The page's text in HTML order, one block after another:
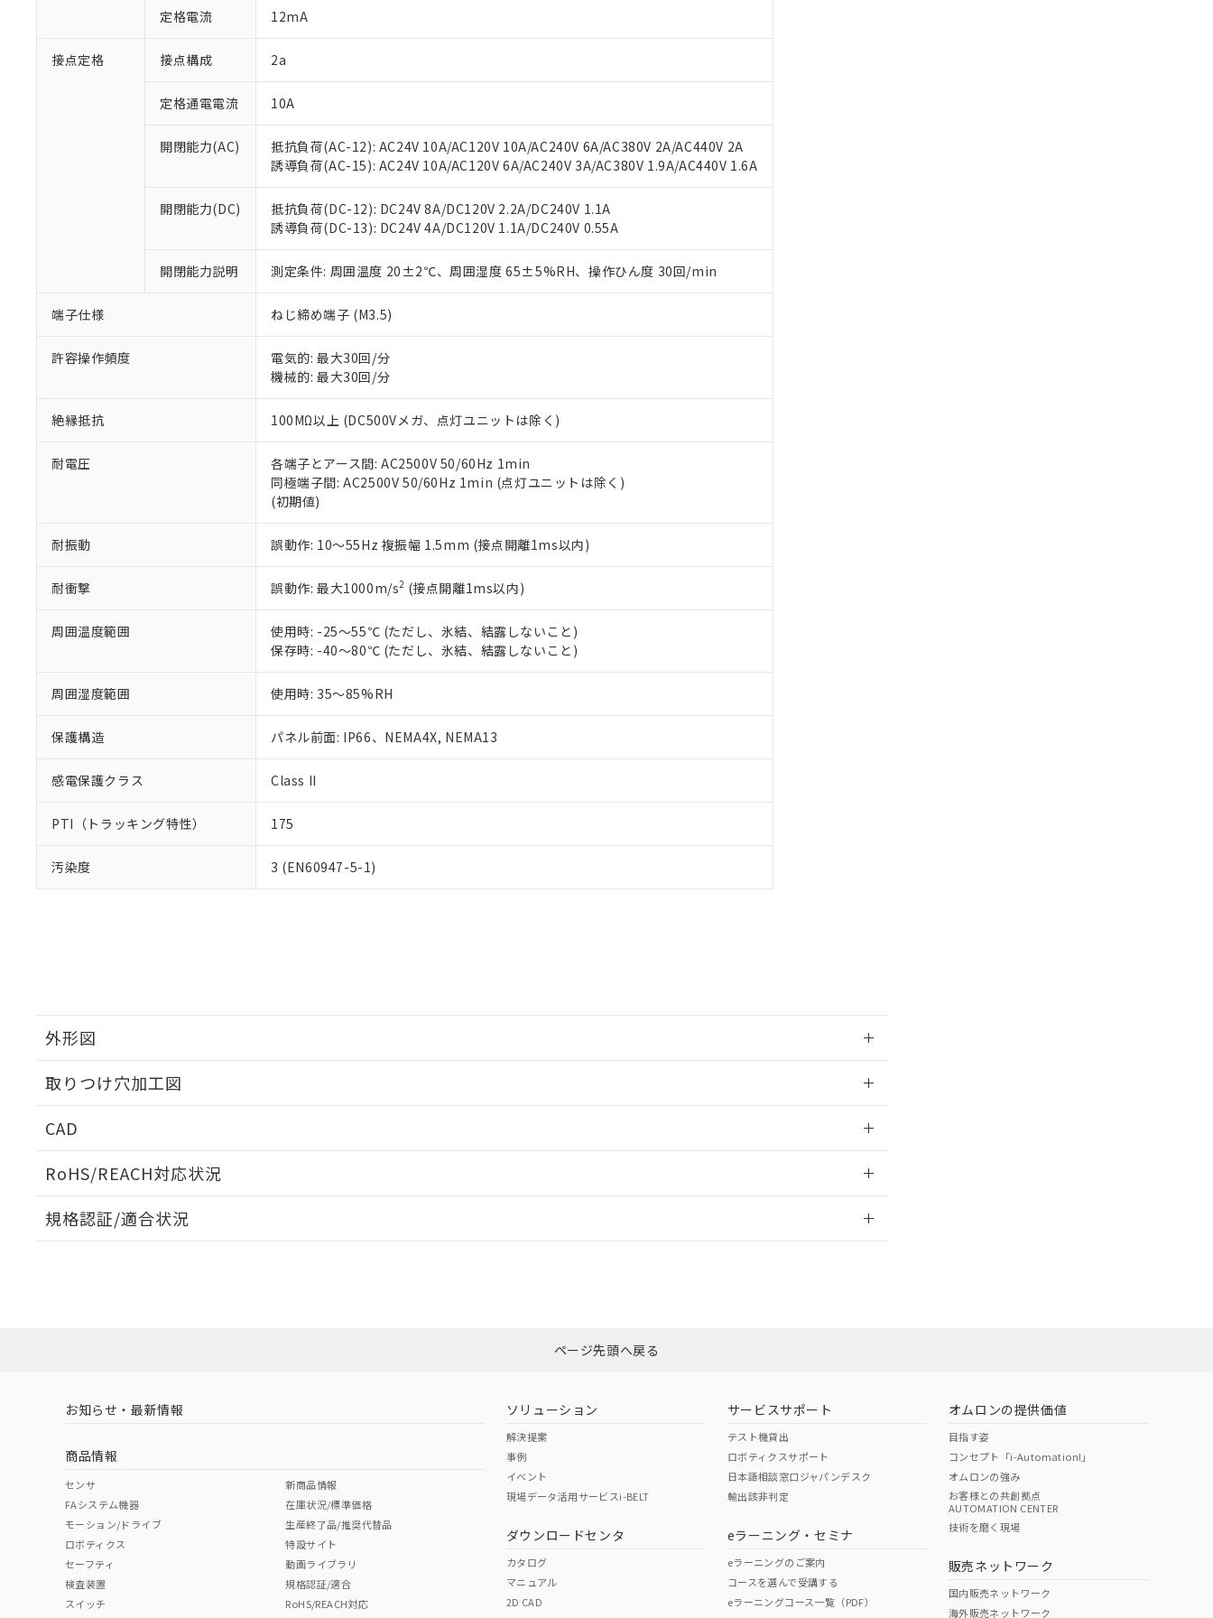
定格電流 12mA
接点定格 接点構成 2a
定格通電電流 10A
開閉能力(AC)
抵抗負荷(AC-12): AC24V 10A/AC120V 10A/AC240V 6A/AC380V 2A/AC440V 2A
誘導負荷(AC-15): AC24V 10A/AC120V 6A/AC240V 3A/AC380V 1.9A/AC440V 1.6A
開閉能力(DC)
抵抗負荷(DC-12): DC24V 8A/DC120V 2.2A/DC240V 1.1A
誘導負荷(DC-13): DC24V 4A/DC120V 1.1A/DC240V 0.55A
開閉能力説明 測定条件: 周囲温度 20±2℃、周囲湿度 65±5%RH、操作ひん度 30回/min
端子仕様 ねじ締め端子 (M3.5)
許容操作頻度
電気的: 最大30回/分
機械的: 最大30回/分
絶縁抵抗 100MΩ以上 (DC500Vメガ、点灯ユニットは除く)
耐電圧
各端子とアース間: AC2500V 50/60Hz 1min
同極端子間: AC2500V 50/60Hz 1min (点灯ユニットは除く)
(初期値)
耐振動 誤動作: 10～55Hz 複振幅 1.5mm (接点開離1ms以内)
耐衝撃 誤動作: 最大1000m/s2 (接点開離1ms以内)
周囲温度範囲
使用時: -25～55℃ (ただし、氷結、結露しないこと)
保存時: -40～80℃ (ただし、氷結、結露しないこと)
周囲湿度範囲 使用時: 35～85%RH
保護構造 パネル前面: IP66、NEMA4X, NEMA13
感電保護クラス Class II
PTI（トラッキング特性） 175
汚染度 3 (EN60947-5-1)
外形図
取りつけ穴加工図
CAD
RoHS/REACH対応状況
EU RoHS 注意事項・凡例
ダウンロードはこちら
中国 RoHS 注意事項・凡例
中国 RoHS表
Pb Hg Cr(VI)
O O
規格認証/適合状況
（イギリス
（ノルウェー
（日本
（アメリカ
この製品の規格認証/適合状況ページへ
その他の認証はこちらのページからご検索ください
い。
正式な納期状況および標準価格はお客様のお取引先、またはお客様担当のオムロン制御機器販売店・
当社販売員にご相談ください。
オムロン制御機器販売店や当社販売拠点は「販売ネットワーク
」をご確認ください。
在庫状況および標準価格結果を当社の事前の承諾なく第三者に漏洩または開示しないようお願いしま
す。
マイパーツ機能（部品リスト作成サービス）をご利用いただくには、I-Webメンバーズにご登録され
お客様が当ウェブサイト上で当社にご登録された部品リストについて、当社および当社の共同利用者
が、当社の製品・サービスに関するお客様との取引・商談に必要な範囲で利用することをご了承くだ
さい。
※当社の共同利用者とは、"個人情報の共同利用に関して"
の「1.共同利用者の範囲」に記載されて
いる法人を指します。
但し、RoHS指令で産業用監視および制御機器に対する適用除外項目は除く。
※2 対応予定月
部品在庫の切り替え状況などにより、予定月が前後することがあります。
※3 非含有証明書ダウンロード
下記の非含有証明書をダウンロードすることができます。
EU RoHS指令（10物質）の非含有証明書
51物質の非含有証明書（当社基準）
※本証明書は発行日時点で非含有を証明するもので、過去に遡って非含有を証明するものではありません。
また、RoHS指令のフタル酸エステル類４物質の対応では、対応完了までの期間は出荷製品に未対応品が
混在することから備考欄に対応日を記載しておりました。
り割愛しております。
「○」：最大均質材料含有率が中国RoHSの基準値以下であることを示します。
「×」：最大均質材料含有率が中国RoHSの基準値を超えていることを示します。
*中国RoHS10物質の基準値 (GB/T26572)：
Pb(鉛) :1000ppm、 Hg(水銀) : 1000ppm、 Cd(カドミウム) : 100ppm、
Cr(Ⅵ)(六価クロム) : 1000ppm、 PBBs(ポリ臭化ビフェニル類) : 1000ppm、 PBDEs(ポリ臭化ジフェニルエーテル類) : 1000ppm、
DBP(フタル酸ジブチル) : 1000ppm、 DIBP(フタル酸ジイソブチル) : 1000ppm、 BBP(フタル酸ブチルベンジル) : 1000ppm、
DEHP(フタル酸ビス(2-エチルヘキシル)) : 1000ppm
※2 環境保護使用期限
「ｅ」：有害物質（10物質）のすべてが基準値以下であることを示します。
「10」：通常の使用状況下において有害物質が外部に漏えいし、環境に深刻な影響を及ぼさない年数を意
味します。
当社は、これら貴社製品のうち、外国為替および外国貿易法に定める商品（以下｢規制貨物等」とい
当社は貴社製品を、核兵器、ミサイル、化学兵器、生物兵器またはその他武器並びにこれらの製造装
置等に一切使用いたしません。
当社は、貴社製品を第三者に販売する場合は、上記1、2および3の内容を当該第三者に通知します。
また当社は、販売先および販売に係わる関係者が違法に輸出するおそれがある場合は、取り引きをい
たしません。
号
○ 一定数以上の在庫あり
△ 一定数には満たないが在庫あり
－
在庫なし(最新の在庫状況については、お客様のお取引先、またはお客様担当のオムロン制御
機器販売店・当社販売員にご確認ください)
空
白
受注生産機種、また在庫状況の情報を公開していない機種
ページ先頭へ戻る
お知らせ・最新情報
商品情報
センサ
FAシステム機器
モーション/ドライブ
ロボティクス
セーフティ
検査装置
スイッチ
新商品情報
在庫状況/標準価格
生産終了品/推奨代替品
特設サイト
動画ライブラリ
規格認証/適合
RoHS/REACH対応
ソリューション
解決提案
事例
イベント
現場データ活用サービスi-BELT
ダウンロードセンタ
カタログ
マニュアル
2D CAD
サービスサポート
テスト機貸出
ロボティクスサポート
日本語相談窓口ジャパンデスク
輸出該非判定
eラーニング・セミナ
eラーニングのご案内
コースを選んで受講する
eラーニングコース一覧（PDF）
オムロンの提供価値
目指す姿
コンセプト「i-Automation!」
オムロンの強み
お客様との共創拠点
AUTOMATION CENTER
技術を磨く現場
販売ネットワーク
国内販売ネットワーク
海外販売ネットワーク